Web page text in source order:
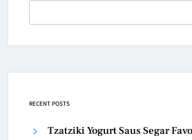
RECENT POSTS
Tzatziki Yogurt Saus Segar